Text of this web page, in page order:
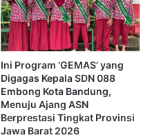
Ini Program ‘GEMAS’ yang
Digagas Kepala SDN 088
Embong Kota Bandung,
Menuju Ajang ASN
Berprestasi Tingkat Provinsi
Jawa Barat 2026